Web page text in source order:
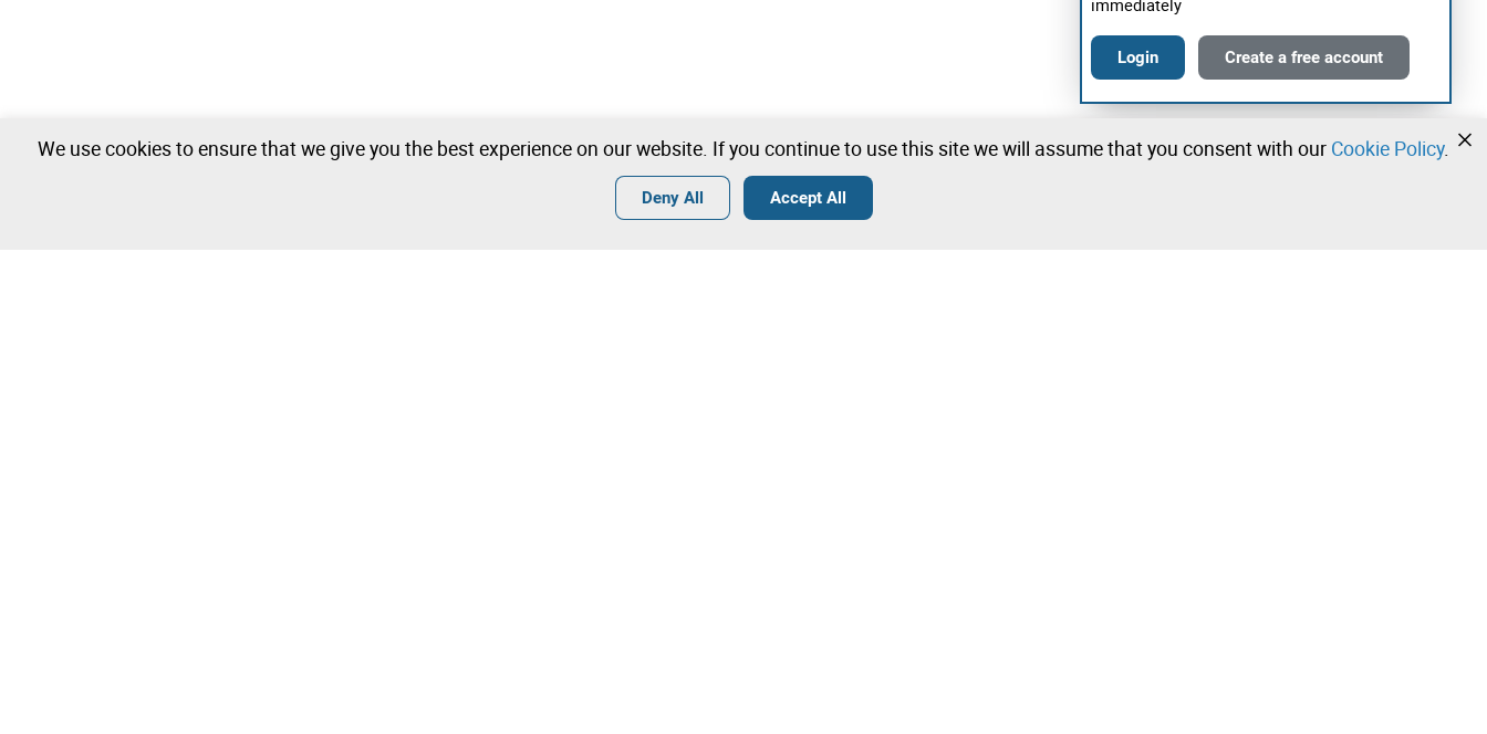
immediately
Login Create a free account
We use cookies to ensure that we give you the best experience on our website. If you continue to use this site we will assume that you consent with our Cookie Policy.
Deny All Accept All